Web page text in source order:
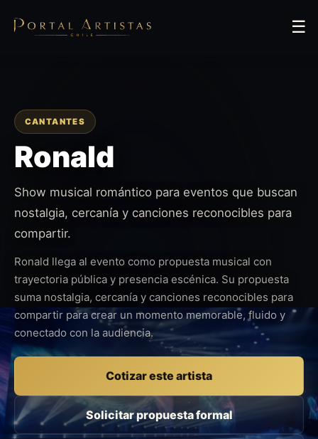
☰
CANTANTES
Ronald
Show musical romántico para eventos que buscan
nostalgia, cercanía y canciones reconocibles para
compartir.
Ronald llega al evento como propuesta musical con
trayectoria pública y presencia escénica. Su propuesta
suma nostalgia, cercanía y canciones reconocibles para
compartir para crear un momento memorable, fluido y
conectado con la audiencia.
Cotizar este artista
Solicitar propuesta formal